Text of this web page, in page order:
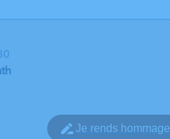
Je rends hommage